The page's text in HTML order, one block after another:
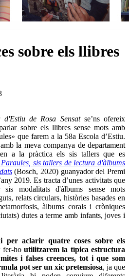
sobre els llibres
de Rosa Sensat se’ns ofereix
sobre els llibres sense mots amb
que farem a la 58a Escola d’Estiu.
la meva companya de departament
a la pràctica els sis tallers que es
Paraules, sis tallers de lectura d'àlbums
(Bosch, 2020) guanyador del Premi
2019. Es tracta d’unes activitats que
modalitats d'àlbums sense mots
relats circulars, històries basades en
àlbums corals i cròniques
dutes a terme amb infants, joves i
per aclarir quatre coses sobre els
ho utilitzarem la típica estructura
i falses creences, tot i que som
pot ser un xic pretensiosa, ja que